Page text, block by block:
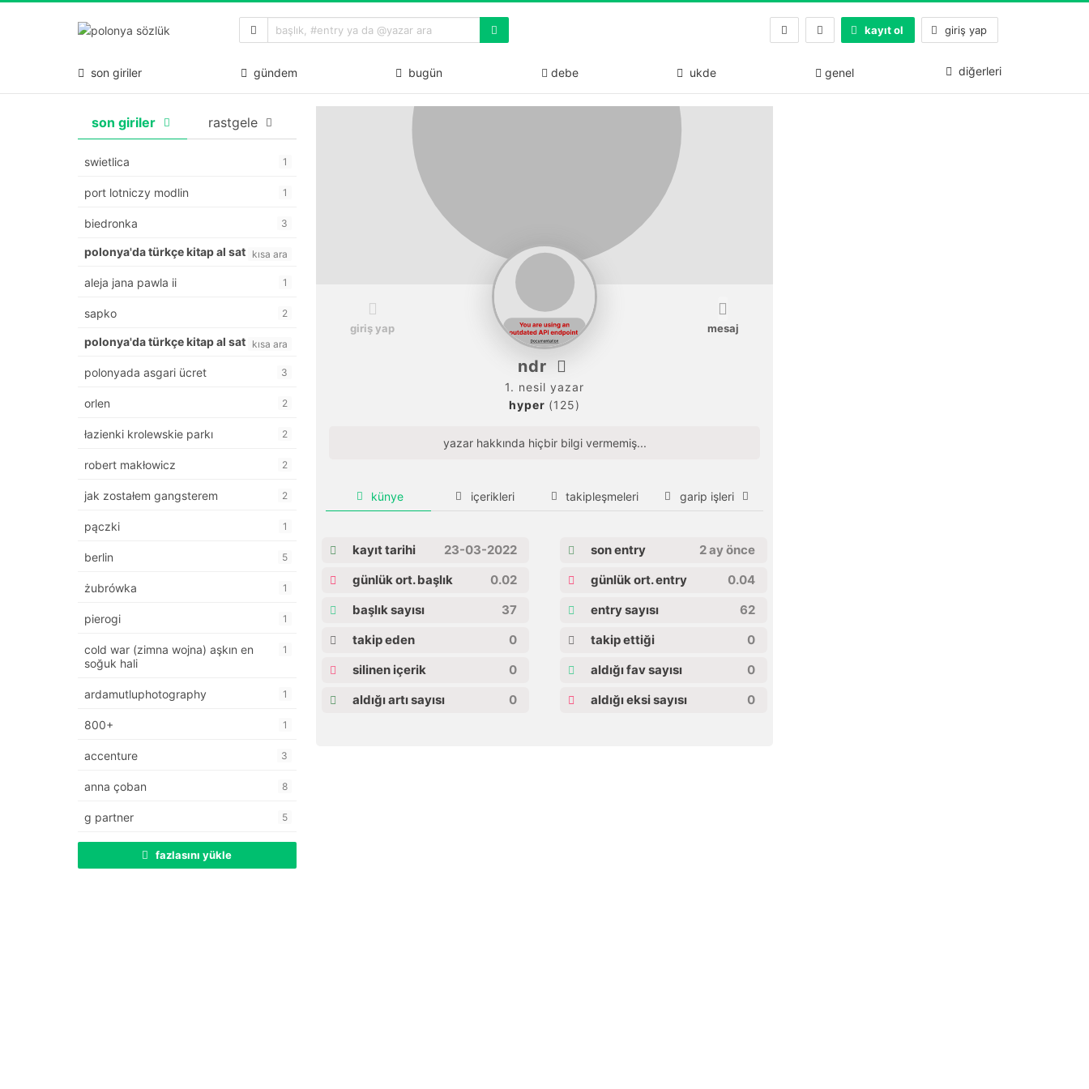
kayıt ol giriş yap
son giriler gündem bugün debe ukde genel diğerleri
son giriler rastgele
swietlica 1
port lotniczy modlin 1
biedronka 3
polonya'da türkçe kitap al sat kısa ara
aleja jana pawla ii 1
sapko 2
polonya'da türkçe kitap al sat kısa ara
polonyada asgari ücret 3
orlen 2
łazienki krolewskie parkı 2
robert makłowicz 2
jak zostałem gangsterem 2
pączki 1
berlin 5
żubrówka 1
pierogi 1
cold war (zimna wojna) aşkın en
soğuk hali
1
ardamutluphotography 1
800+ 1
accenture 3
anna çoban 8
g partner 5
fazlasını yükle
giriş yap mesaj
ndr
1. nesil yazar
hyper (125)
yazar hakkında hiçbir bilgi vermemiş...
künye içerikleri takipleşmeleri garip işleri
kayıt tarihi
23-03-2022
günlük ort. başlık
0.02
başlık sayısı
37
takip eden
0
silinen içerik
0
aldığı artı sayısı
0
son entry
2 ay önce
günlük ort. entry
0.04
entry sayısı
62
takip ettiği
0
aldığı fav sayısı
0
aldığı eksi sayısı
0